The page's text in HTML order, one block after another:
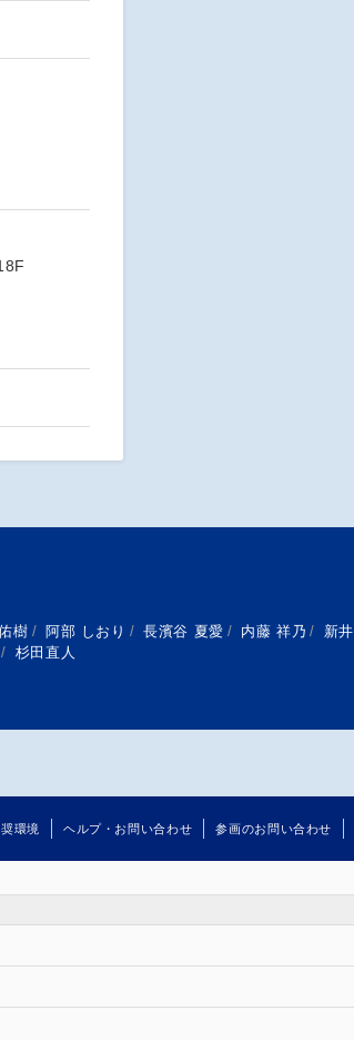
樹 / 阿部 しおり / 長濱谷 夏愛 / 内藤 祥乃 /
新井
/ 杉田直人
環境 ヘルプ・お問い合わせ 参画のお問い合わせ